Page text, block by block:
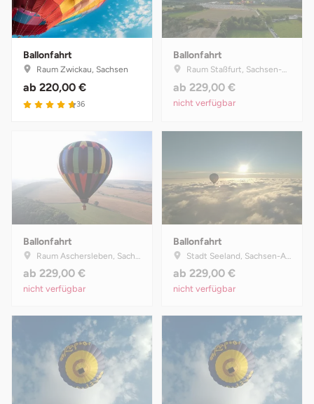
Ballonfahrt
Raum Zwickau, Sachsen
ab 220,00 €
4.7 von 5
36
Ballonfahrt
Raum Staßfurt, Sachsen-Anhalt
ab 229,00 €
nicht verfügbar
Ballonfahrt
Raum Aschersleben, Sachsen-Anhalt
ab 229,00 €
nicht verfügbar
Ballonfahrt
Stadt Seeland, Sachsen-Anhalt
ab 229,00 €
nicht verfügbar